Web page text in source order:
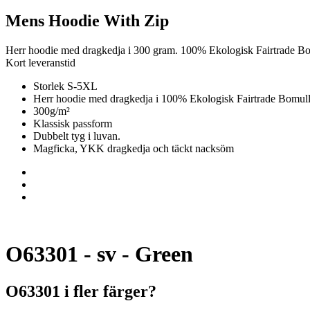
Mens Hoodie With Zip
Herr hoodie med dragkedja i 300 gram. 100% Ekologisk Fairtrade
Kort leveranstid
Storlek S-5XL
Herr hoodie med dragkedja i 100% Ekologisk Fairtrade Bomull
300g/m²
Klassisk passform
Dubbelt tyg i luvan.
Magficka, YKK dragkedja och täckt nacksöm
O63301 - sv - Green
O63301 i fler färger?